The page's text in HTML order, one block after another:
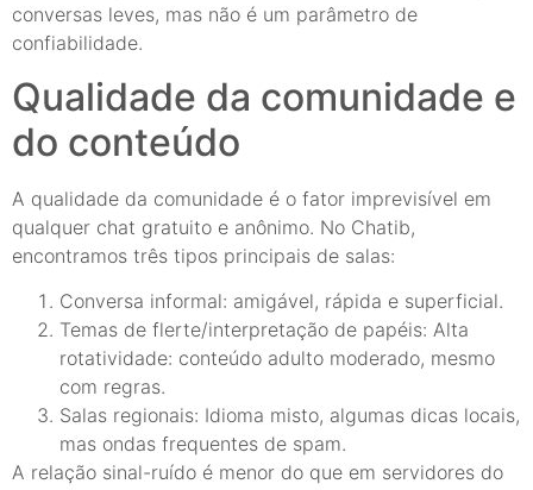
conversas leves, mas não é um parâmetro de
confiabilidade.
Qualidade da comunidade e
do conteúdo
A qualidade da comunidade é o fator imprevisível em
qualquer chat gratuito e anônimo. No Chatib,
encontramos três tipos principais de salas:
Conversa informal: amigável, rápida e superficial.
Temas de flerte/interpretação de papéis: Alta
rotatividade: conteúdo adulto moderado, mesmo
com regras.
Salas regionais: Idioma misto, algumas dicas locais,
mas ondas frequentes de spam.
A relação sinal-ruído é menor do que em servidores do